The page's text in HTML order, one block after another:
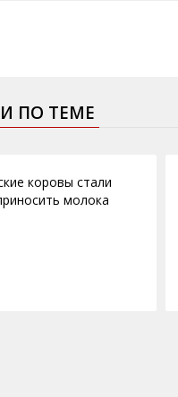
ПО ТЕМЕ
коровы стали
молока